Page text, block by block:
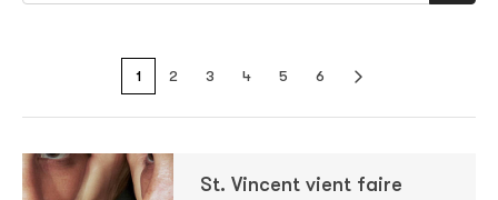
1 2 3 4 5 6
St. Vincent vient faire